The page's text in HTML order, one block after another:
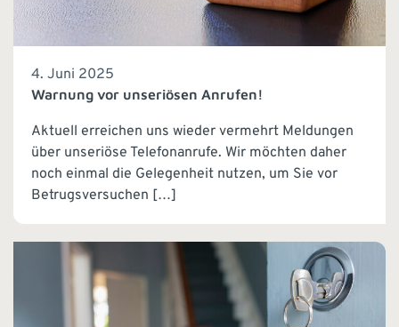
4. Juni 2025
Warnung vor unseriösen Anrufen!
Aktuell erreichen uns wieder vermehrt Meldungen
über unseriöse Telefonanrufe. Wir möchten daher
noch einmal die Gelegenheit nutzen, um Sie vor
Betrugsversuchen […]